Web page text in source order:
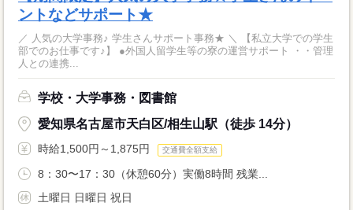
ントなどサポート★
／ 人気の大学事務♪ 学生さんサポート事務★ ＼ 【私立大学での学生
部でのお仕事です♪】 ●外国人留学生等の寮の運営サポート ・・管理
人との連携...
学校・大学事務・図書館
愛知県名古屋市天白区/相生山駅（徒歩 14分）
時給1,500円～1,875円 交通費全額支給
8：30〜17：30（休憩60分）実働8時間 残業...
土曜日 日曜日 祝日